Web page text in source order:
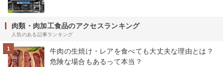
肉類・肉加工食品のアクセスランキング
人気のある記事ランキング
1
牛肉の生焼け・レアを食べても大丈夫な理由とは？
危険な場合もあるって本当？